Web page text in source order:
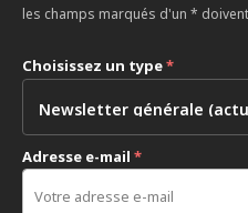
les champs marqués d'un *
Choisissez un type*
Adresse e-mail *